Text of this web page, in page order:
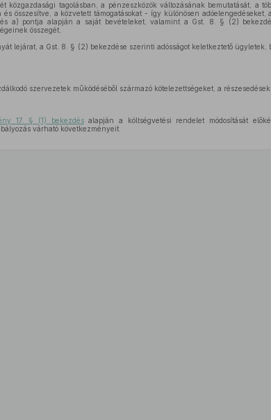
közgazdasági tagolásban, a pénzeszközök változásának bemutatását, a
összesítve, a közvetett támogatásokat - így különösen adóelengedéseket,
a) pontja alapján a saját bevételeket, valamint a Gst. 8. § (2)
összegét,
lejárat, a Gst. 8. § (2) bekezdése szerinti adósságot keletkeztető
szervezetek működéséből származó kötelezettségeket, a
17. § (1) bekezdésalapján a költségvetési rendelet módosítását
várható következményeit.